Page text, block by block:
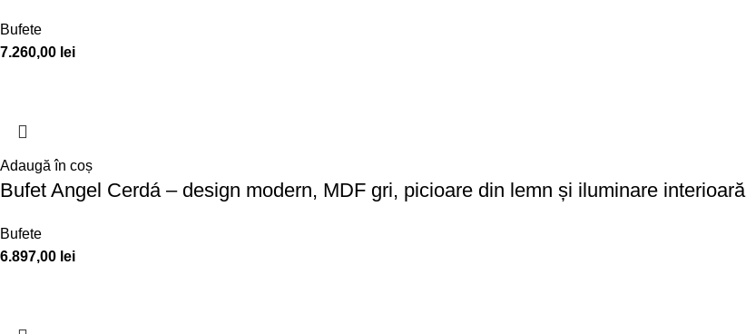
Bufete
7.260,00 lei
Adaugă în coș
Bufet Angel Cerdá – design modern, MDF gri, picioare din lemn și iluminare interioară
Bufete
6.897,00 lei